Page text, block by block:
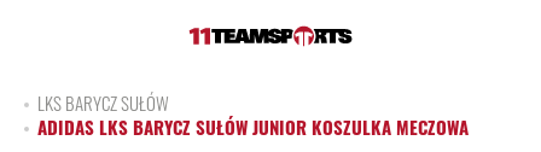
LKS BARYCZ SUŁÓW
ADIDAS LKS BARYCZ SUŁÓW JUNIOR KOSZULKA MECZOWA